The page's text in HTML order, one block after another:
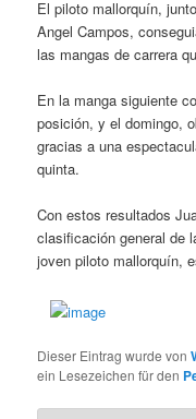
El piloto mallorquín,
Angel Campos,
las mangas de carrera
En la manga siguiente
posición, y el domingo,
gracias a una
quinta.
Con estos resultados
clasificación general de
joven piloto mallorquín,
Dieser Eintrag wurde von
ein Lesezeichen für den